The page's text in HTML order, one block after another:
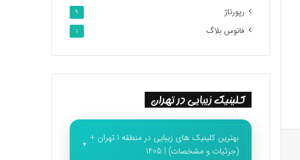
رپورتاژ 9
فانوس بلاگ 1
کلینیک زیبایی در تهران
بهترین کلینیک های زیبایی در منطقه 1 تهران +
(جزئیات و مشخصات) | 1405